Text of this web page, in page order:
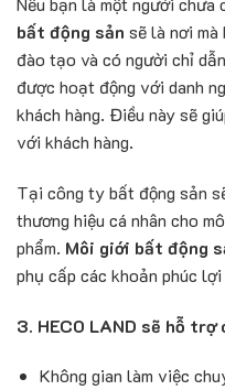
bất động sản sẽ là nơi
đào tạo và có người chỉ
được hoạt động với danh
khách hàng. Điều này sẽ
với khách hàng.
Tại công ty bất động sản
thương hiệu cá nhân cho
phẩm. Môi giới bất động
phụ cấp các khoản phúc lợi
3. HECO LAND sẽ hỗ
Không gian làm việc